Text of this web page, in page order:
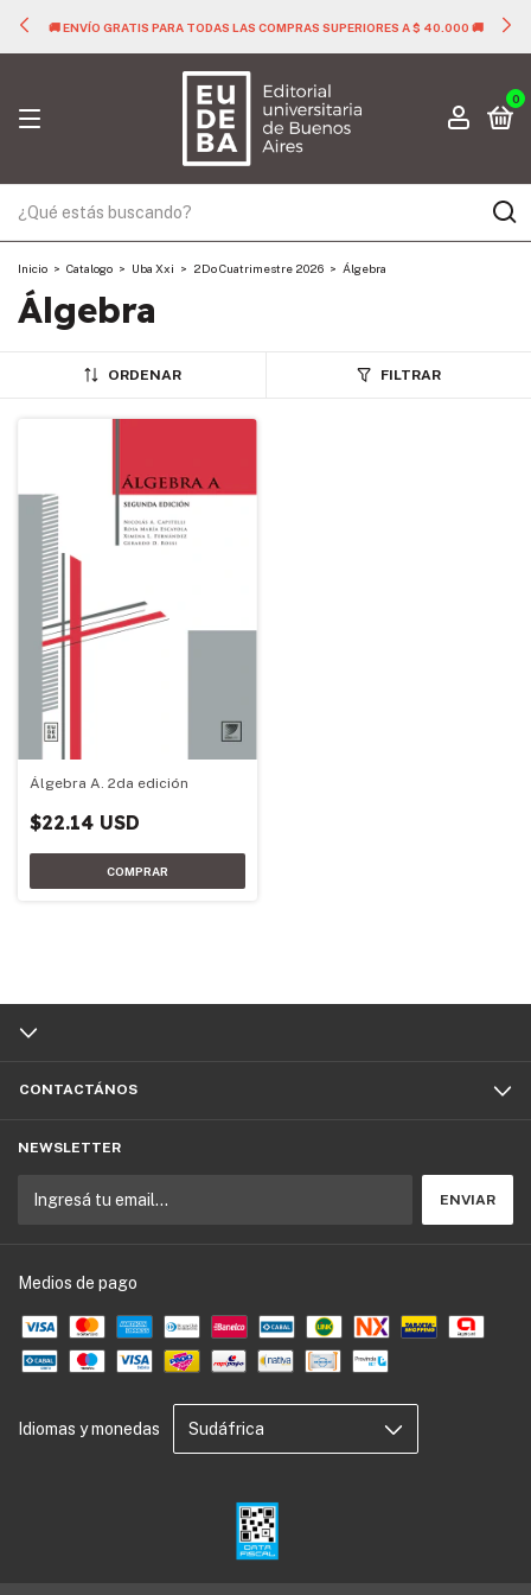
🚚 ENVÍO GRATIS PARA TODAS LAS COMPRAS SUPERIORES A $ 40.000 🚚
0
Inicio > Catalogo > Uba Xxi > 2Do Cuatrimestre 2026 > Álgebra
Álgebra
ORDENAR FILTRAR
Álgebra A. 2da edición
$22.14 USD
CONTACTÁNOS
NEWSLETTER
Medios de pago
Idiomas y monedas